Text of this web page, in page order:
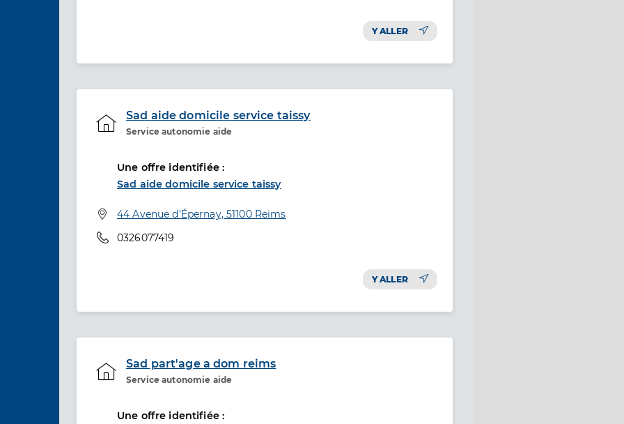
Y ALLER
Sad aide domicile service taissy
Service autonomie aide
Etablissement de soins
Une offre identifiée :
Sad aide domicile service taissy
Adresse
44 Avenue d’Épernay, 51100 Reims
Téléphone
0326077419
Y ALLER
Sad part'age a dom reims
Service autonomie aide
Etablissement de soins
Une offre identifiée :